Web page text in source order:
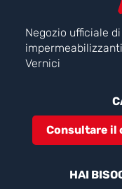
Negozio ufficiale di
Vernici
Consultare il
HAI